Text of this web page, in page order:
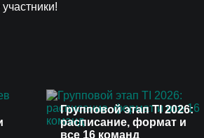
Групповой этап TI 2026:
расписание, формат и
все 16 команд